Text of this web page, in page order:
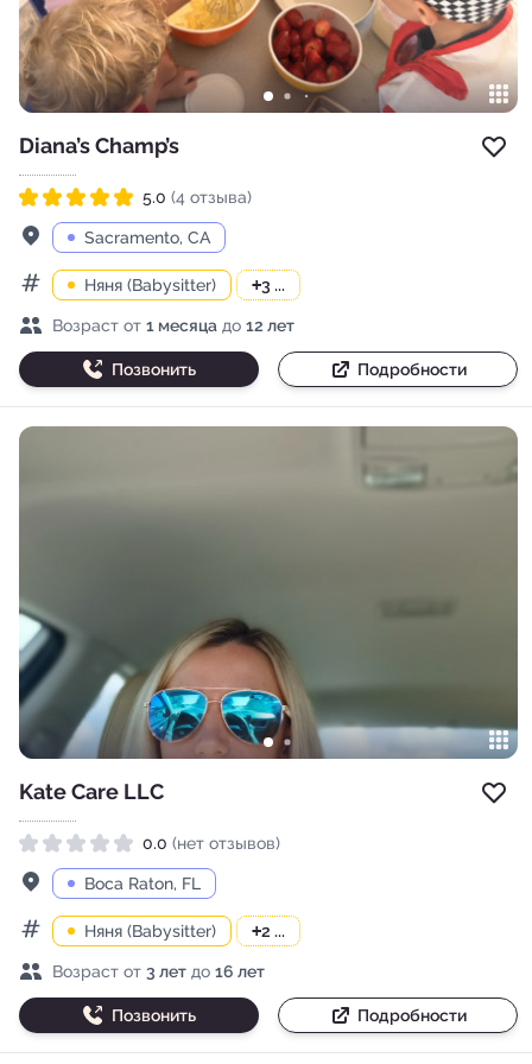
Diana’s Champ’s
5.0 (4 отзыва)
Адрес
Sacramento, CA
КатегорииНяня (Babysitter) +3 ...
Возраст детей
Возраст от 1 месяца до 12 лет
Позвонить Подробности
Kate Care LLC
0.0 (нет отзывов)
Адрес
Boca Raton, FL
КатегорииНяня (Babysitter) +2 ...
Возраст детей
Возраст от 3 лет до 16 лет
Позвонить Подробности